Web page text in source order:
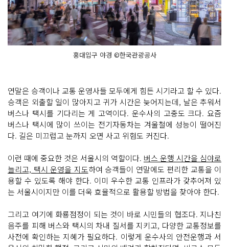
홍대입구 야경 ©한국관광공사
연말은 승객이나 교통 운영사들 모두에게 힘든 시기라고 할 수 있다.
승객은 외출할 일이 많아지고 귀가 시간은 늦어지는데, 날은 추워서
버스나 택시를 기다리는 게 고역이다. 운수사의 고충도 크다. 요즘
버스나 택시에 많이 쓰이는 전기자동차는 겨울철에 성능이 떨어진
다. 길은 미끄럽고 눈까지 오면 사고 위험도 커진다.
이런 때에 중요한 것은 서울시의 역할이다. 버스 운행 시간을 심야로
늘리고, 택시 운영을 지도하여 승객들이 연말에도 편리한 교통을 이
용할 수 있도록 해야 한다. 이미 우수한 교통 인프라가 갖추어져 있
는 서울시이지만 이를 더욱 효율적으로 활용할 방법을 찾아야 한다.
그리고 여기에 화룡점정이 되는 것이 바로 시민들의 협조다. 지나친
음주를 피해 버스와 택시의 차내 질서를 지키고, 다양한 교통정보를
사전에 확인하는 지혜가 필요하다. 이렇게 운수사의 안전운행과 서